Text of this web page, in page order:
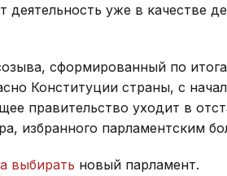
уже в качестве
сформированный по
Конституции страны, с
правительство уходит в
избранного парламентским
выбирать новый парламент.